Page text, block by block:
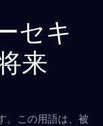
セキ
来
。この用語は、被